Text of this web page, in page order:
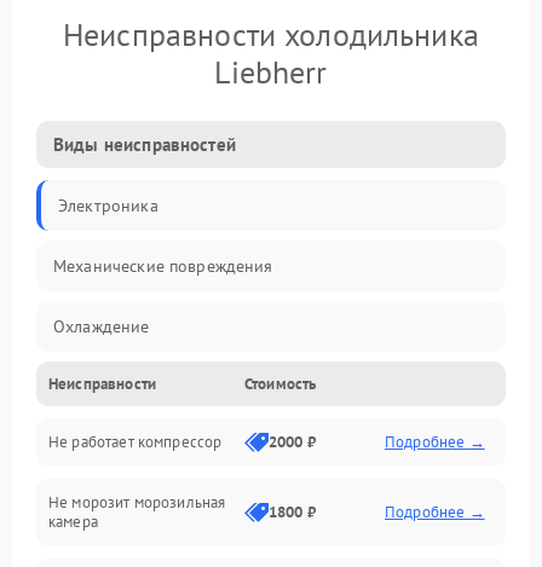
Неисправности холодильника
Liebherr
Виды неисправностей
Электроника
Механические повреждения
Охлаждение
Механика
Электропитание
Дренаж
Неисправности Стоимость
Не работает компрессор 2000 ₽ Подробнее →
Не морозит морозильная
камера
1800 ₽ Подробнее →